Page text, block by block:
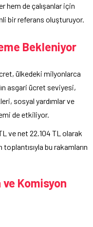
hem de çalışanlar için
bir referans oluşturuyor.
Bekleniyor
ülkedeki milyonlarca
asgari ücret seviyesi,
sosyal yardımlar ve
de etkiliyor.
ve net 22.104 TL olarak
bu rakamların
Komisyon